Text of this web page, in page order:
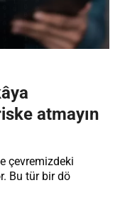
atmayın
çevremizdeki
Bu tür bir dö